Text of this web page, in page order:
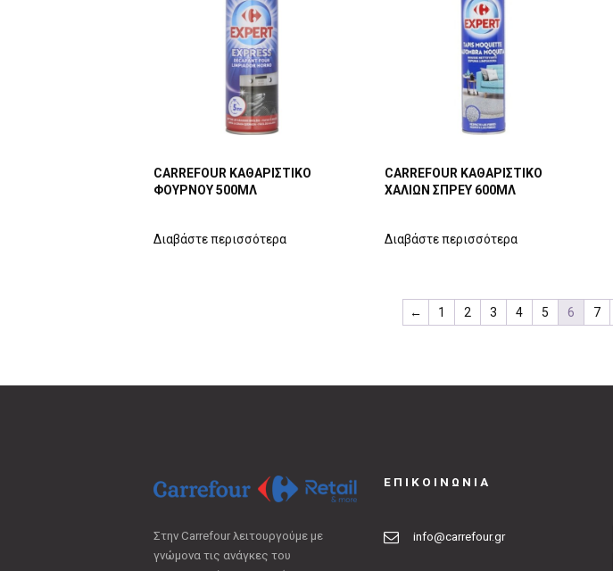
CARREFOUR ΚΑΘΑΡΙΣΤΙΚΟ
ΦΟΥΡΝΟΥ 500ΜΛ
Διαβάστε περισσότερα
CARREFOUR ΚΑΘΑΡΙΣΤΙΚΟ
ΧΑΛΙΩΝ ΣΠΡΕΥ 600ΜΛ
Διαβάστε περισσότερα
← 1 2 3 4 5 6 7
Στην Carrefour λειτουργούμε με
γνώμονα τις ανάγκες του
ΕΠΙΚΟΙΝΩΝΙΑ
info@carrefour.gr